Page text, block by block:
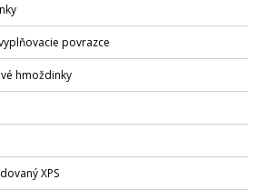
povrazce
hmoždinky
XPS